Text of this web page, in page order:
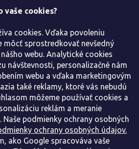
vaše cookies?
cookies. Vďaka povoleniu
môcť sprostredkovať nevšedný
webu. Analytické cookies
návštevnosti, personalizačné nám
webu a vďaka marketingovým
také reklamy, ktoré vás nebudú
môžeme používať cookies a
reklám a meranie
Naše podmienky ochrany osobných
ochrany osobných údajov.
ako Google spracováva vaše